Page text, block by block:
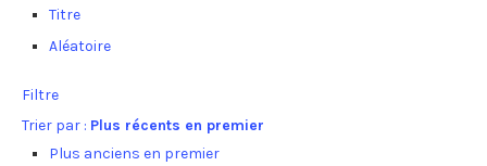
Titre
Aléatoire
Filtre
Trier par : Plus récents en premier
Plus anciens en premier